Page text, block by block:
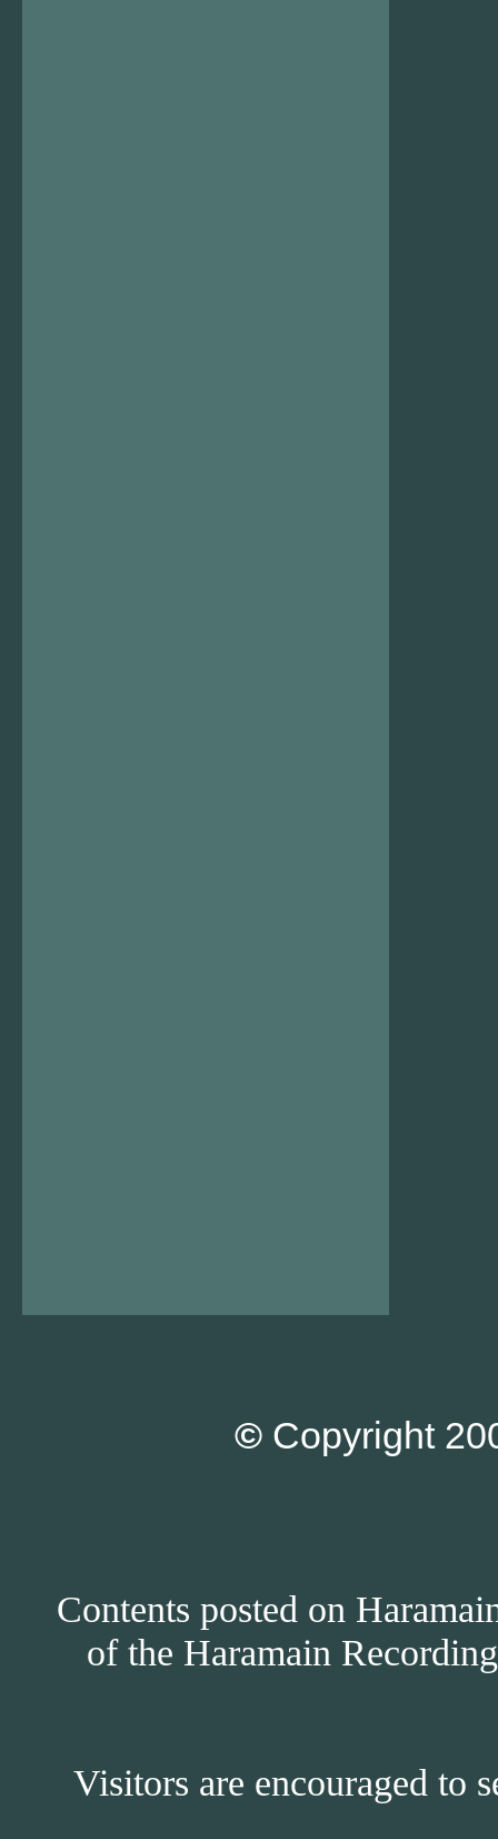
© Copyright
Contents posted on
of the Haramain
Visitors are encouraged to